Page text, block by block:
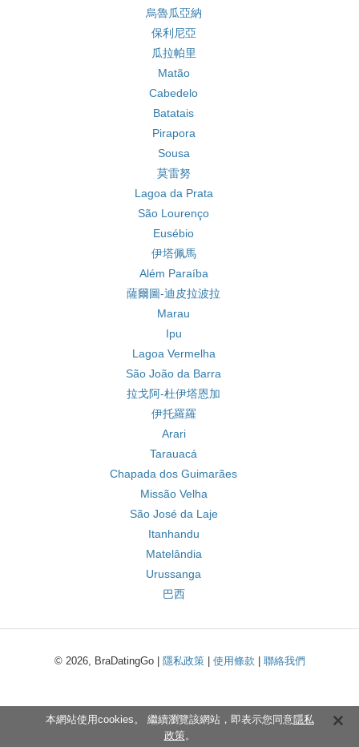
烏魯瓜亞納
保利尼亞
瓜拉帕里
Matão
Cabedelo
Batatais
Pirapora
Sousa
莫雷努
Lagoa da Prata
São Lourenço
Eusébio
伊塔佩馬
Além Paraíba
薩爾圖-迪皮拉波拉
Marau
Ipu
Lagoa Vermelha
São João da Barra
拉戈阿-杜伊塔恩加
伊托羅羅
Arari
Tarauacá
Chapada dos Guimarães
Missão Velha
São José da Laje
Itanhandu
Matelândia
Urussanga
巴西
© 2026, BraDatingGo | 隱私政策| 使用條款 聯絡我們
本網站使用cookies。 繼續瀏覽該網站，即表示您同意隱私
政策。